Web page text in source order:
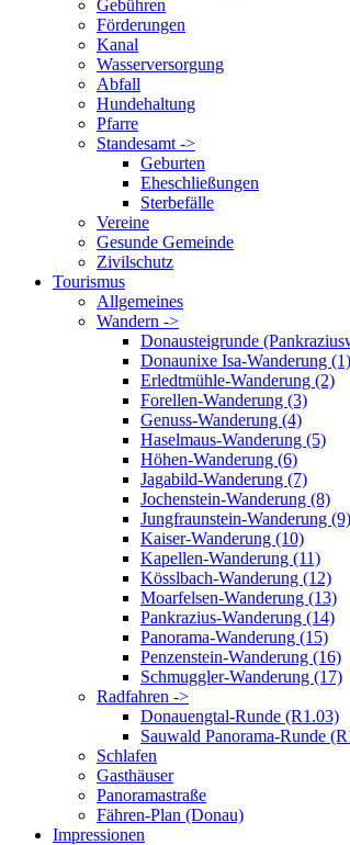
Gebühren
Förderungen
Kanal
Wasserversorgung
Abfall
Hundehaltung
Pfarre
Standesamt ->
Geburten
Eheschließungen
Sterbefälle
Vereine
Gesunde Gemeinde
Zivilschutz
Tourismus
Allgemeines
Wandern ->
Donausteigrunde
Donaunixe Isa-Wanderung (1)
Erledtmühle-Wanderung (2)
Forellen-Wanderung (3)
Genuss-Wanderung (4)
Haselmaus-Wanderung (5)
Höhen-Wanderung (6)
Jagabild-Wanderung (7)
Jochenstein-Wanderung (8)
Jungfraunstein-Wanderung (9)
Kaiser-Wanderung (10)
Kapellen-Wanderung (11)
Kösslbach-Wanderung (12)
Moarfelsen-Wanderung (13)
Pankrazius-Wanderung (14)
Panorama-Wanderung (15)
Penzenstein-Wanderung (16)
Schmuggler-Wanderung (17)
Radfahren ->
Donauengtal-Runde (R1.03)
Sauwald Panorama-Runde
Schlafen
Gasthäuser
Panoramastraße
Fähren-Plan (Donau)
Impressionen